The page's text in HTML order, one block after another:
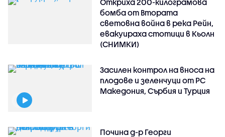
Откриха 200-килограмова
бомба от Втората
световна война в река Рейн,
евакуираха стотици в Кьолн
(СНИМКИ)
Засилен контрол на вноса на
плодове и зеленчуци от РС
Македония, Сърбия и Турция
Почина д-р Георги